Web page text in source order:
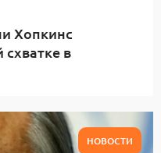
Хопкинс
схватке в
НОВОСТИ